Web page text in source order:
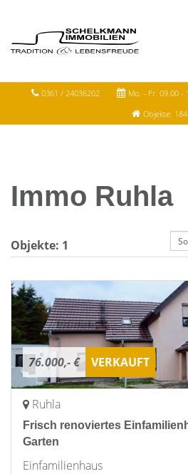
0361 / 24036202 Mo. - Fr. 09.00 -
Objekte: 184
Immo Ruhla
Objekte: 1
76.000,- € VERKAUFT
Ruhla
Frisch renoviertes
Garten
Einfamilienhaus